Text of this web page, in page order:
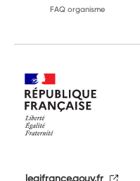
FAQ organisme
legifrance.gouv.fr